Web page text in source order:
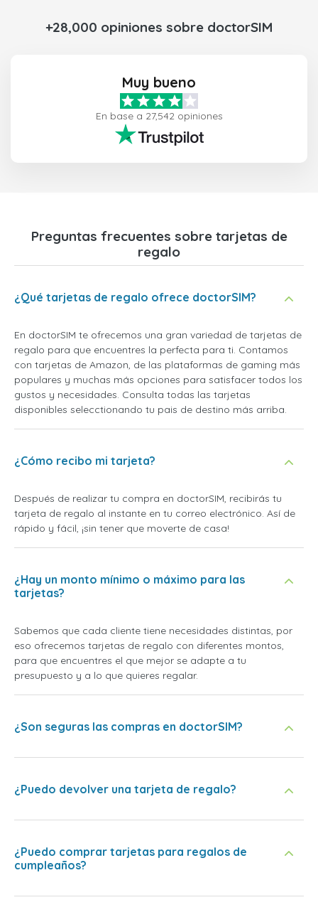
+28,000 opiniones sobre doctorSIM
Muy bueno
En base a 27,542 opiniones
Preguntas frecuentes sobre tarjetas de
regalo
¿Qué tarjetas de regalo ofrece doctorSIM?
En doctorSIM te ofrecemos una gran variedad de tarjetas de
regalo para que encuentres la perfecta para ti. Contamos
con tarjetas de Amazon, de las plataformas de gaming más
populares y muchas más opciones para satisfacer todos los
gustos y necesidades. Consulta todas las tarjetas
disponibles selecctionando tu pais de destino más arriba.
¿Cómo recibo mi tarjeta?
Después de realizar tu compra en doctorSIM, recibirás tu
tarjeta de regalo al instante en tu correo electrónico. Así de
rápido y fácil, ¡sin tener que moverte de casa!
¿Hay un monto mínimo o máximo para las
tarjetas?
Sabemos que cada cliente tiene necesidades distintas, por
eso ofrecemos tarjetas de regalo con diferentes montos,
para que encuentres el que mejor se adapte a tu
presupuesto y a lo que quieres regalar.
¿Son seguras las compras en doctorSIM?
¿Puedo devolver una tarjeta de regalo?
¿Puedo comprar tarjetas para regalos de
cumpleaños?